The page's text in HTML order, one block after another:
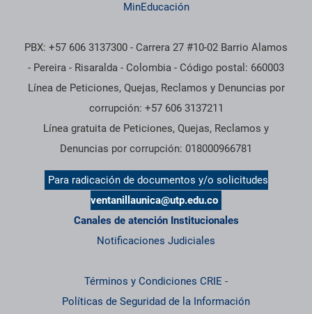
MinEducación
PBX: +57 606 3137300 - Carrera 27 #10-02 Barrio Alamos
- Pereira - Risaralda - Colombia - Código postal: 660003
Línea de Peticiones, Quejas, Reclamos y Denuncias por
corrupción: +57 606 3137211
Línea gratuita de Peticiones, Quejas, Reclamos y
Denuncias por corrupción: 018000966781
Para radicación de documentos y/o solicitudes
ventanillaunica@utp.edu.co
Canales de atención Institucionales
Notificaciones Judiciales
Términos y Condiciones CRIE -
Políticas de Seguridad de la Información